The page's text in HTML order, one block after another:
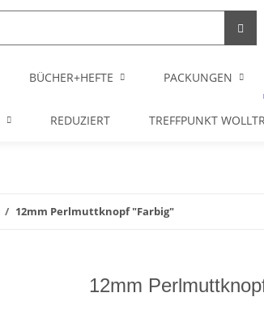
BÜCHER+HEFTE PACKUNGEN
REDUZIERT TREFFPUNKT
12mm Perlmuttknopf "Farbig"
12mm